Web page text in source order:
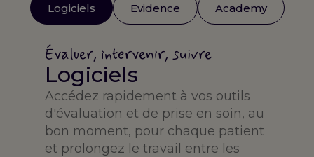
Logiciels Evidence Academy
Évaluer, intervenir, suivre
Logiciels
Accédez rapidement à vos outils
d'évaluation et de prise en soin, au
bon moment, pour chaque patient
et prolongez le travail entre les